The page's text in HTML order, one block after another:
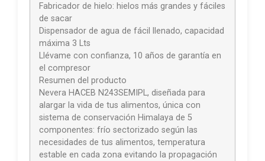
Fabricador de hielo: hielos más grandes y fáciles
de sacar
Dispensador de agua de fácil llenado, capacidad
máxima 3 Lts
Llévame con confianza, 10 años de garantía en
el compresor
Resumen del producto
Nevera HACEB N243SEMIPL, diseñada para
alargar la vida de tus alimentos, única con
sistema de conservación Himalaya de 5
componentes: frío sectorizado según las
necesidades de tus alimentos, temperatura
estable en cada zona evitando la propagación